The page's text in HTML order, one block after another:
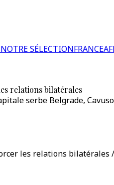
NOTRE SÉLECTIONFRANCE
relations bilatérales
serbe Belgrade,
les relations bilatérales